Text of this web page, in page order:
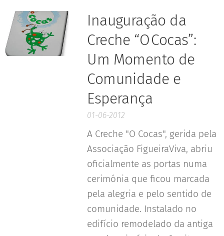
Inauguração da
Creche “O Cocas”:
Um Momento de
Comunidade e
Esperança
01-06-2012
A Creche "O Cocas", gerida pela
Associação FigueiraViva, abriu
oficialmente as portas numa
cerimónia que ficou marcada
pela alegria e pelo sentido de
comunidade. Instalado no
edifício remodelado da antiga